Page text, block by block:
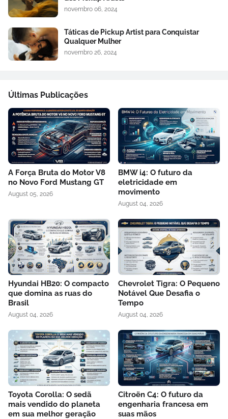
novembro 06, 2024
Táticas de Pickup Artist para Conquistar
Qualquer Mulher
novembro 26, 2024
Últimas Publicações
A Força Bruta do Motor V8
no Novo Ford Mustang GT
August 05, 2026
BMW i4: O futuro da
eletricidade em
movimento
August 04, 2026
Hyundai HB20: O compacto
que domina as ruas do
Brasil
August 04, 2026
Chevrolet Tigra: O Pequeno
Notável Que Desafia o
Tempo
August 04, 2026
Toyota Corolla: O sedã
mais vendido do planeta
em sua melhor geração
Citroën C4: O futuro da
engenharia francesa em
suas mãos